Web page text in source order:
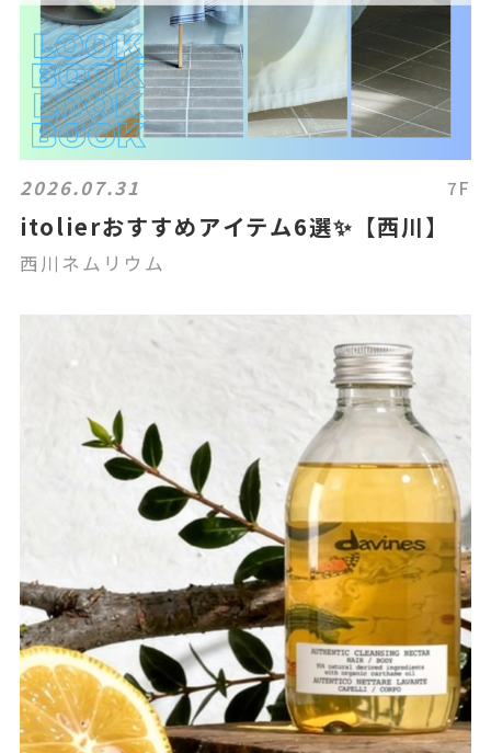
2026.07.31 7F
itolierおすすめアイテム6選✨【西川】
西川ネムリウム